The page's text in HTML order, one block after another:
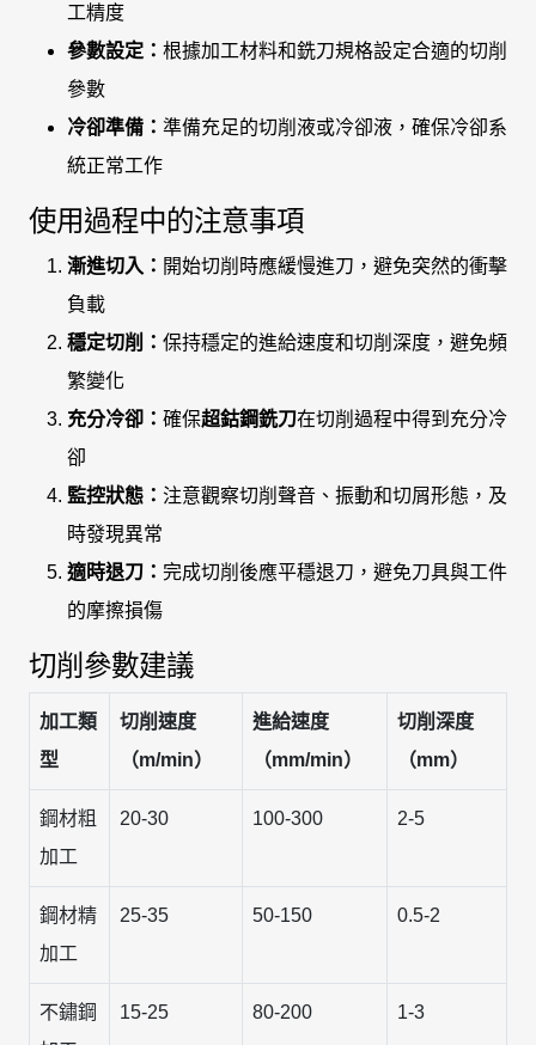
工精度
參數設定： 根據加工材料和銑刀規格設定合適的切削
參數
冷卻準備： 準備充足的切削液或冷卻液，確保冷卻系
統正常工作
使用過程中的注意事項
漸進切入： 開始切削時應緩慢進刀，避免突然的衝擊
負載
穩定切削： 保持穩定的進給速度和切削深度，避免頻
繁變化
充分冷卻： 確保超鈷鋼銑刀在切削過程中得到充分冷
卻
監控狀態： 注意觀察切削聲音、振動和切屑形態，及
時發現異常
適時退刀： 完成切削後應平穩退刀，避免刀具與工件
的摩擦損傷
切削參數建議
加工類
型
切削速度
（m/min）
進給速度
（mm/min）
切削深度
（mm）
鋼材粗
加工
20-30 100-300 2-5
鋼材精
加工
25-35 50-150 0.5-2
不鏽鋼
15-25 80-200 1-3